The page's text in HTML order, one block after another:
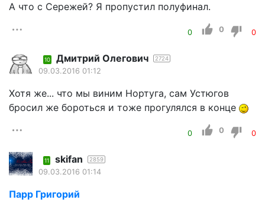
А что с Сережей? Я пропустил полуфинал.
0 0 0
10 Дмитрий Олегович 2724
09.03.2016 01:12
Хотя же... что мы виним Нортуга, сам Устюгов
бросил же бороться и тоже прогулялся в конце
0 0 0
11 skifan 2859
09.03.2016 01:14
Парр Григорий